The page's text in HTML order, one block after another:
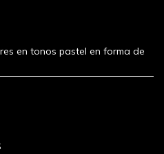
en tonos pastel en forma de